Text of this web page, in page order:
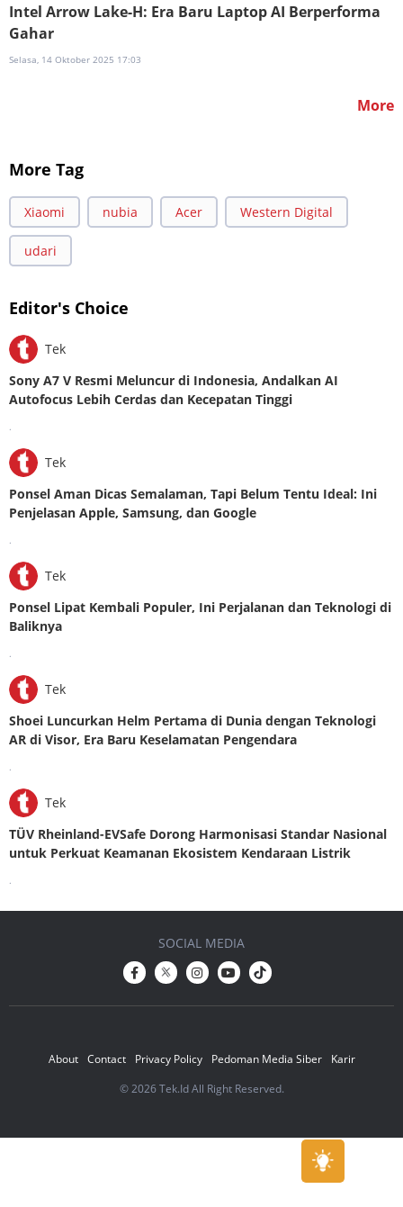
Intel Arrow Lake-H: Era Baru Laptop AI Berperforma
Gahar
Selasa, 14 Oktober 2025 17:03
More
More Tag
Xiaomi nubia Acer Western Digital
udari
Editor's Choice
Tek
Sony A7 V Resmi Meluncur di Indonesia, Andalkan AI
Autofocus Lebih Cerdas dan Kecepatan Tinggi
.
Tek
Ponsel Aman Dicas Semalaman, Tapi Belum Tentu Ideal: Ini
Penjelasan Apple, Samsung, dan Google
.
Tek
Ponsel Lipat Kembali Populer, Ini Perjalanan dan Teknologi di
Baliknya
.
Tek
Shoei Luncurkan Helm Pertama di Dunia dengan Teknologi
AR di Visor, Era Baru Keselamatan Pengendara
.
Tek
TÜV Rheinland-EVSafe Dorong Harmonisasi Standar Nasional
untuk Perkuat Keamanan Ekosistem Kendaraan Listrik
.
About Contact Privacy Policy Pedoman Media Siber
Karir
© 2026 Tek.Id All Right Reserved.
SOCIAL MEDIA